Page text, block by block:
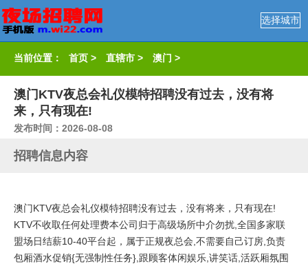
选择城市
当前位置： 首页 > 直辖市 > 澳门 >
澳门KTV夜总会礼仪模特招聘没有过去，没有将
来，只有现在!
发布时间：2026-08-08
招聘信息内容
澳门KTV夜总会礼仪模特招聘没有过去，没有将来，只有现在!
KTV不收取任何处理费本公司归于高级场所中介勿扰,全国多家联
盟场日结薪10-40平台起，属于正规夜总会,不需要自己订房,负责
包厢酒水促销{无强制性任务},跟顾客体闲娱乐,讲笑话,活跃厢氛围